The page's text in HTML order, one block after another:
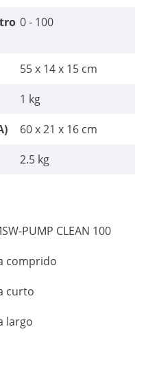
0 - 100
55 x 14 x 15 cm
1 kg
60 x 21 x 16 cm
2.5 kg
PUMP CLEAN 100
comprido
curto
largo